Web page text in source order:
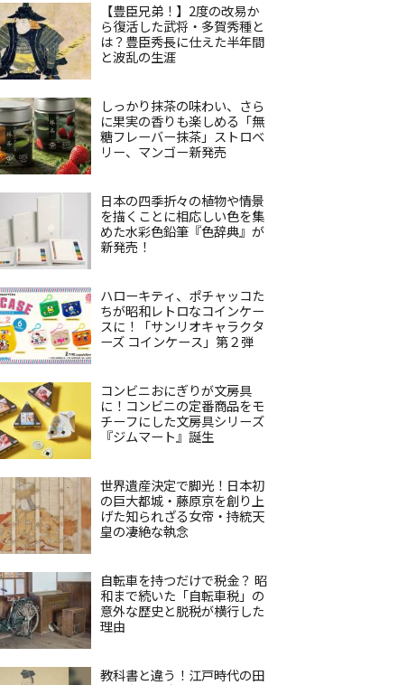
【豊臣兄弟！】2度の改易か
ら復活した武将・多賀秀種と
は？豊臣秀長に仕えた半年間
と波乱の生涯
しっかり抹茶の味わい、さら
に果実の香りも楽しめる「無
糖フレーバー抹茶」ストロベ
リー、マンゴー新発売
日本の四季折々の植物や情景
を描くことに相応しい色を集
めた水彩色鉛筆『色辞典』が
新発売！
ハローキティ、ポチャッコた
ちが昭和レトロなコインケー
スに！「サンリオキャラクタ
ーズ コインケース」第２弾
コンビニおにぎりが文房具
に！コンビニの定番商品をモ
チーフにした文房具シリーズ
『ジムマート』誕生
世界遺産決定で脚光！日本初
の巨大都城・藤原京を創り上
げた知られざる女帝・持統天
皇の凄絶な執念
自転車を持つだけで税金？ 昭
和まで続いた「自転車税」の
意外な歴史と脱税が横行した
理由
教科書と違う！江戸時代の田